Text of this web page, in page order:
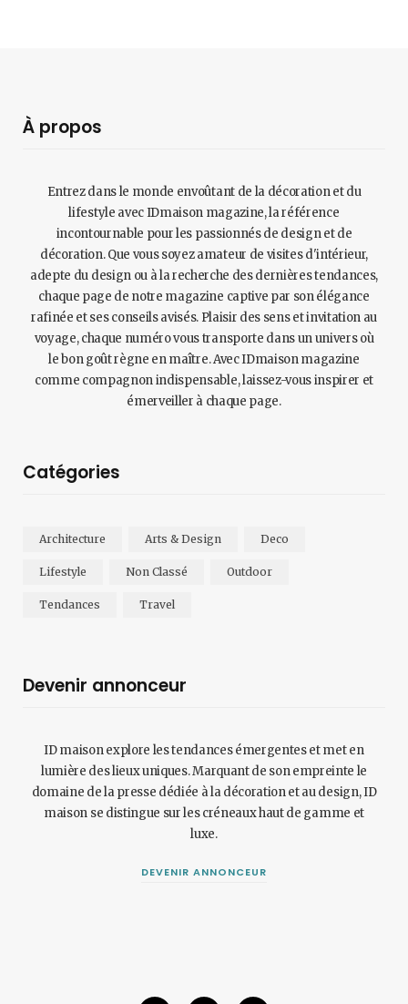
À propos
Entrez dans le monde envoûtant de la décoration et du
lifestyle avec IDmaison magazine, la référence
incontournable pour les passionnés de design et de
décoration. Que vous soyez amateur de visites d'intérieur,
adepte du design ou à la recherche des dernières tendances,
chaque page de notre magazine captive par son élégance
rafinée et ses conseils avisés. Plaisir des sens et invitation au
voyage, chaque numéro vous transporte dans un univers où
le bon goût règne en maître. Avec IDmaison magazine
comme compagnon indispensable, laissez-vous inspirer et
émerveiller à chaque page.
Catégories
Architecture Arts & Design Deco
Lifestyle Non Classé Outdoor
Tendances Travel
Devenir annonceur
ID maison explore les tendances émergentes et met en
lumière des lieux uniques. Marquant de son empreinte le
domaine de la presse dédiée à la décoration et au design, ID
maison se distingue sur les créneaux haut de gamme et
luxe.
DEVENIR ANNONCEUR